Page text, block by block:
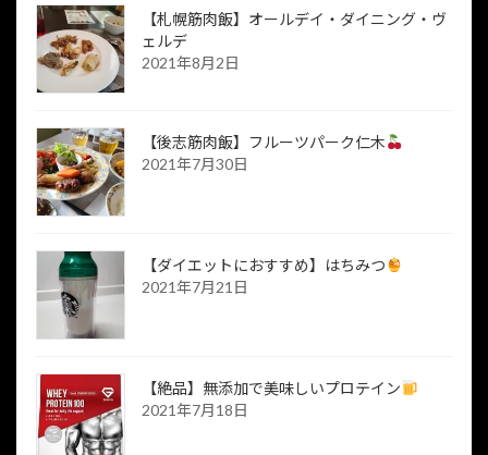
【札幌筋肉飯】オールデイ・ダイニング・ヴ
ェルデ
2021年8月2日
【後志筋肉飯】フルーツパーク仁木
2021年7月30日
【ダイエットにおすすめ】はちみつ
2021年7月21日
【絶品】無添加で美味しいプロテイン
2021年7月18日